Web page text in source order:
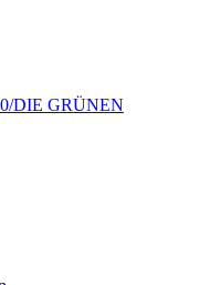
DIE GRÜNEN